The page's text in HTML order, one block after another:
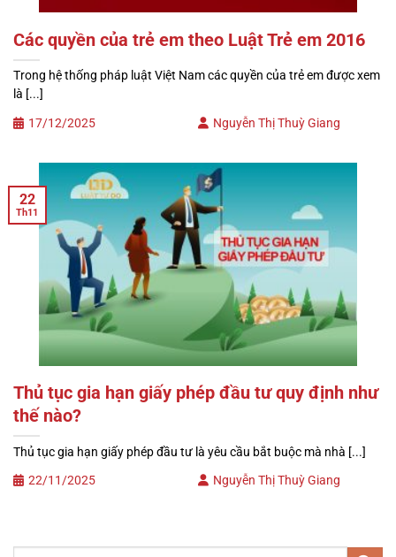
Các quyền của trẻ em theo Luật Trẻ em 2016
Trong hệ thống pháp luật Việt Nam các quyền của trẻ em được xem
là [...]
17/12/2025 Nguyễn Thị Thuỳ Giang
Thủ tục gia hạn giấy phép đầu tư quy định như
thế nào?
Thủ tục gia hạn giấy phép đầu tư là yêu cầu bắt buộc mà nhà [...]
22/11/2025 Nguyễn Thị Thuỳ Giang
22
Th11